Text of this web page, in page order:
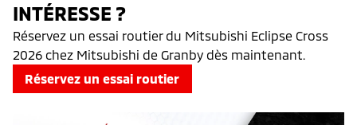
INTÉRESSE ?
Réservez un essai routier du Mitsubishi Eclipse Cross
2026 chez Mitsubishi de Granby dès maintenant.
Réservez un essai routier